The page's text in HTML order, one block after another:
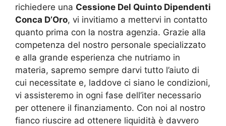
richiedere una Cessione Del Quinto Dipendenti
Conca D’Oro, vi invitiamo a mettervi in contatto
quanto prima con la nostra agenzia. Grazie alla
competenza del nostro personale specializzato
e alla grande esperienza che nutriamo in
materia, sapremo sempre darvi tutto l’aiuto di
cui necessitate e, laddove ci siano le condizioni,
vi assisteremo in ogni fase dell’iter necessario
per ottenere il finanziamento. Con noi al nostro
fianco riuscire ad ottenere liquidità è davvero